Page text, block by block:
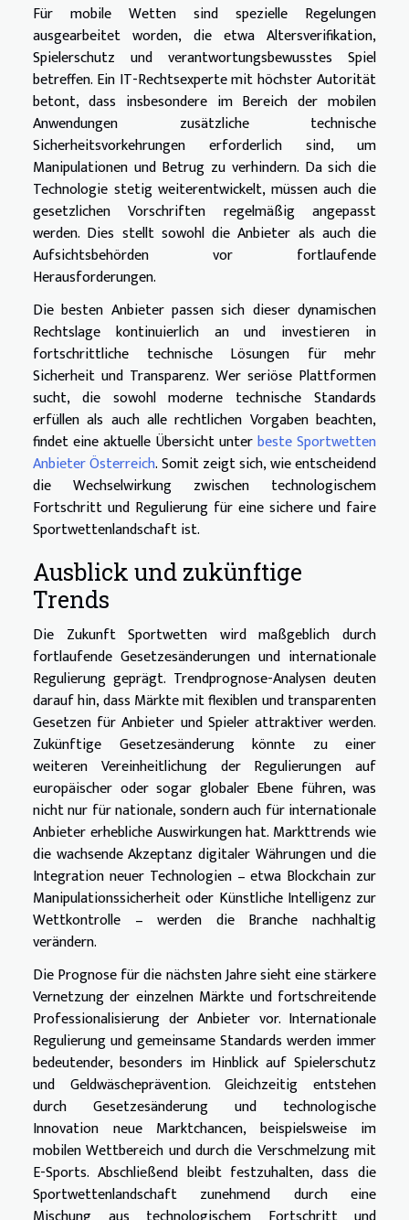
Für mobile Wetten sind spezielle Regelungen
ausgearbeitet worden, die etwa Altersverifikation,
Spielerschutz und verantwortungsbewusstes Spiel
betreffen. Ein IT-Rechtsexperte mit höchster Autorität
betont, dass insbesondere im Bereich der mobilen
Anwendungen zusätzliche technische
Sicherheitsvorkehrungen erforderlich sind, um
Manipulationen und Betrug zu verhindern. Da sich die
Technologie stetig weiterentwickelt, müssen auch die
gesetzlichen Vorschriften regelmäßig angepasst
werden. Dies stellt sowohl die Anbieter als auch die
Aufsichtsbehörden vor fortlaufende
Herausforderungen.
Die besten Anbieter passen sich dieser dynamischen
Rechtslage kontinuierlich an und investieren in
fortschrittliche technische Lösungen für mehr
Sicherheit und Transparenz. Wer seriöse Plattformen
sucht, die sowohl moderne technische Standards
erfüllen als auch alle rechtlichen Vorgaben beachten,
findet eine aktuelle Übersicht unterbeste Sportwetten
Anbieter Österreich. Somit zeigt sich, wie entscheidend
die Wechselwirkung zwischen technologischem
Fortschritt und Regulierung für eine sichere und faire
Sportwettenlandschaft ist.
Ausblick und zukünftige
Trends
Die Zukunft Sportwetten wird maßgeblich durch
fortlaufende Gesetzesänderungen und internationale
Regulierung geprägt. Trendprognose-Analysen deuten
darauf hin, dass Märkte mit flexiblen und transparenten
Gesetzen für Anbieter und Spieler attraktiver werden.
Zukünftige Gesetzesänderung könnte zu einer
weiteren Vereinheitlichung der Regulierungen auf
europäischer oder sogar globaler Ebene führen, was
nicht nur für nationale, sondern auch für internationale
Anbieter erhebliche Auswirkungen hat. Markttrends wie
die wachsende Akzeptanz digitaler Währungen und die
Integration neuer Technologien – etwa Blockchain zur
Manipulationssicherheit oder Künstliche Intelligenz zur
Wettkontrolle – werden die Branche nachhaltig
verändern.
Die Prognose für die nächsten Jahre sieht eine stärkere
Vernetzung der einzelnen Märkte und fortschreitende
Professionalisierung der Anbieter vor. Internationale
Regulierung und gemeinsame Standards werden immer
bedeutender, besonders im Hinblick auf Spielerschutz
und Geldwäscheprävention. Gleichzeitig entstehen
durch Gesetzesänderung und technologische
Innovation neue Marktchancen, beispielsweise im
mobilen Wettbereich und durch die Verschmelzung mit
E-Sports. Abschließend bleibt festzuhalten, dass die
Sportwettenlandschaft zunehmend durch eine